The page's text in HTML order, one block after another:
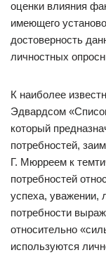
оценки влияния
имеющего
достоверность
личностных
К наиболее
Эдвардсом
который
потребностей,
Г. Мюрреем к
потребностей
успеха, уважении,
потребности
относительно
используются